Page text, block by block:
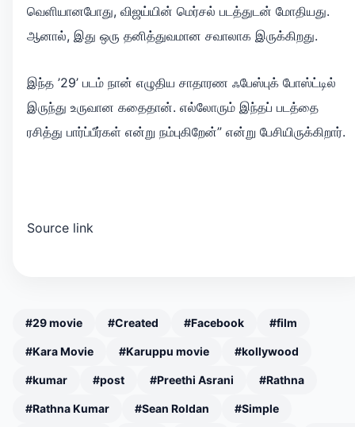
வெளியானபோது, விஜய்யின் மெர்சல் படத்துடன் மோதியது.
ஆனால், இது ஒரு தனித்துவமான சவாலாக இருக்கிறது.
இந்த ’29’ படம் நான் எழுதிய சாதாரண ஃபேஸ்புக் போஸ்ட்டில்
இருந்து உருவான கதைதான். எல்லோரும் இந்தப் படத்தை
ரசித்து பார்ப்பீர்கள் என்று நம்புகிறேன்” என்று பேசியிருக்கிறார்.
Source link
#29 movie #Created #Facebook #film
#Kara Movie #Karuppu movie #kollywood
#kumar #post #Preethi Asrani #Rathna
#Rathna Kumar #Sean Roldan #Simple